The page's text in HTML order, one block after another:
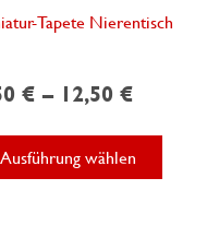
Tapete Nierentisch
€ – 12,50 €
Ausführung wählen